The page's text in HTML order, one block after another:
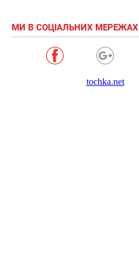
МИ В СОЦІАЛЬНИХ МЕРЕЖАХ